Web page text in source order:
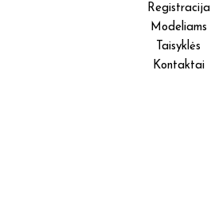
Registracija
Modeliams
Taisyklės
Kontaktai